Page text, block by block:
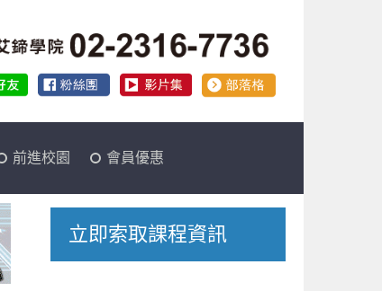
前進校園 會員優惠
立即索取課程資訊